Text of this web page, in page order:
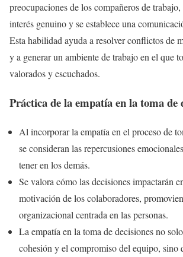
preocupaciones de los compañeros de trabajo,
interés genuino y se establece una
Esta habilidad ayuda a resolver conflictos de
y a generar un ambiente de trabajo en el que
valorados y escuchados.
Práctica de la empatía en la toma de
Al incorporar la empatía en el proceso de
se consideran las repercusiones
tener en los demás.
Se valora cómo las decisiones impactarán
motivación de los colaboradores,
organizacional centrada en las personas.
La empatía en la toma de decisiones no
cohesión y el compromiso del equipo, sino